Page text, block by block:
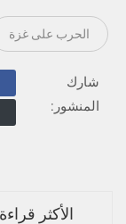
الحرب على غزة
شارك
المنشور:
الأكثر قراءة